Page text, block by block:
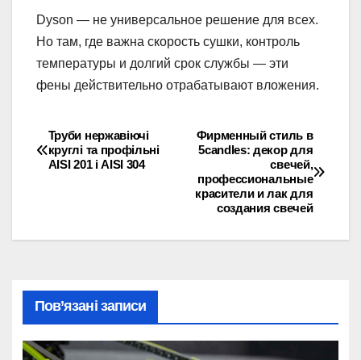
Dyson — не универсальное решение для всех.
Но там, где важна скорость сушки, контроль
температуры и долгий срок службы — эти
фены действительно отрабатывают вложения.
Навігація
записів
Фирменный стиль в
5candles: декор для
свечей,
профессиональные
красители и лак для
создания свечей
Труби нержавіючі
круглі та профільні
AISI 201 і AISI 304
Пов’язані записи